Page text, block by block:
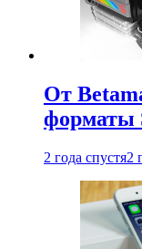
От
форматы
2 года спустя2